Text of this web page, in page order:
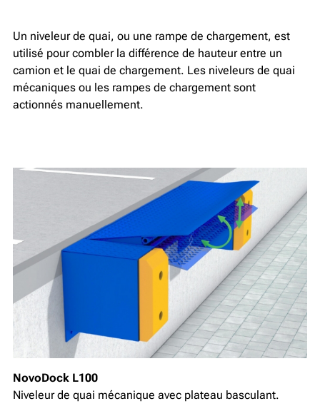
Un niveleur de quai, ou une rampe de chargement, est
utilisé pour combler la différence de hauteur entre un
camion et le quai de chargement. Les niveleurs de quai
mécaniques ou les rampes de chargement sont
actionnés manuellement.
NovoDock L100
Niveleur de quai mécanique avec plateau basculant.